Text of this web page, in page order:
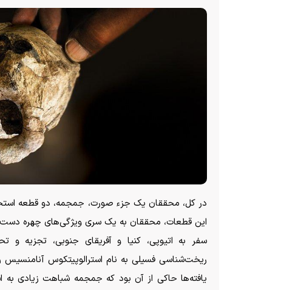
در کل، محققان یک جزء صورت، جمجمه، دو قطعه
این قطعات، محققان به یک سری ویژگی‌های چهره دست
سفر به اتیوپی، کنیا و آفریقای جنوبی، تجزیه و
ریخت‌شناسی فسیلی به نام استرالوپیتکوس آنامنسیس
یافته‌ها حاکی از آن بود که جمجمه شباهت زیادی